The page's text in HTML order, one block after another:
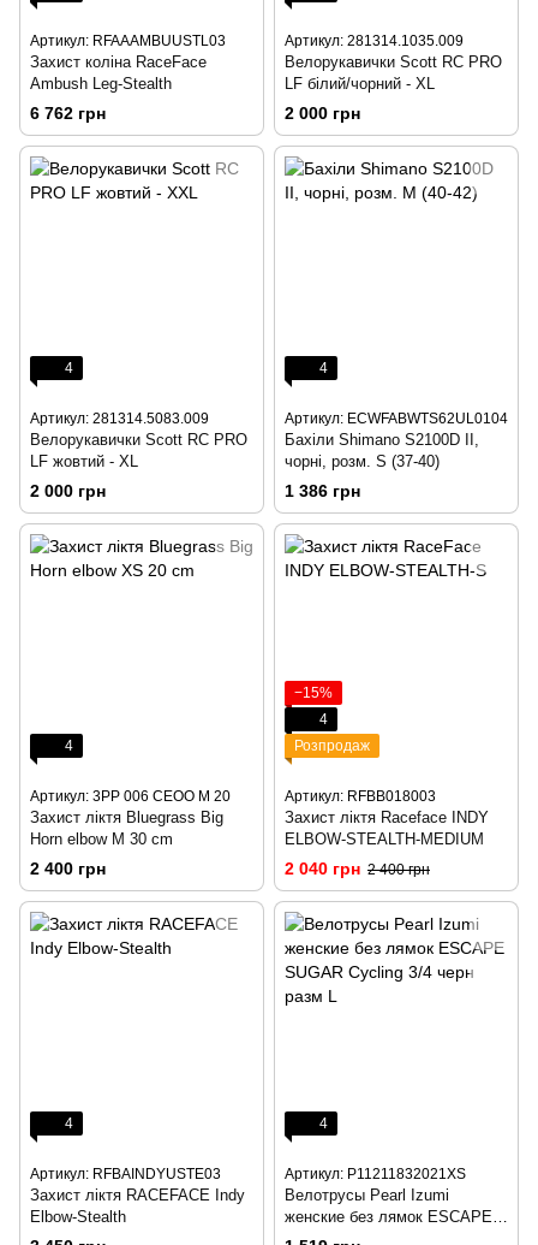
Артикул: RFAAAMBUUSTL03
Захист коліна RaceFace
Ambush Leg-Stealth
6 762 грн
Артикул: 281314.1035.009
Велорукавички Scott RC PRO
LF білий/чорний - XL
2 000 грн
4
Артикул: 281314.5083.009
Велорукавички Scott RC PRO
LF жовтий - XL
2 000 грн
4
Артикул: ECWFABWTS62UL0104
Бахіли Shimano S2100D ІІ,
чорні, розм. S (37-40)
1 386 грн
4
Артикул: 3PP 006 CEOO M 20
Захист ліктя Bluegrass Big
Horn elbow M 30 cm
2 400 грн
−15%
4
Розпродаж
Артикул: RFBB018003
Захист ліктя Raceface INDY
ELBOW-STEALTH-MEDIUM
2 040 грн 2 400 грн
4
Артикул: RFBAINDYUSTE03
Захист ліктя RACEFACE Indy
Elbow-Stealth
4
Артикул: P11211832021XS
Велотрусы Pearl Izumi
женские без лямок ESCAPE
SUGAR Cycling 3/4 черн разм